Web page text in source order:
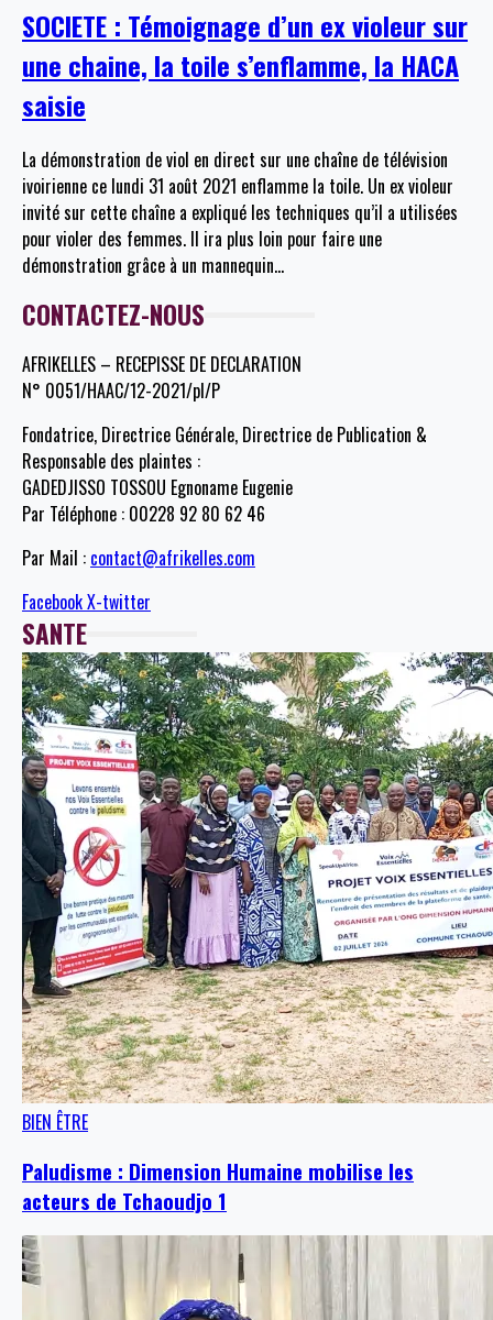
SOCIETE : Témoignage d’un ex violeur sur
une chaine, la toile s’enflamme, la HACA
saisie
La démonstration de viol en direct sur une chaîne de télévision
ivoirienne ce lundi 31 août 2021 enflamme la toile. Un ex violeur
invité sur cette chaîne a expliqué les techniques qu’il a utilisées
pour violer des femmes. Il ira plus loin pour faire une
démonstration grâce à un mannequin…
CONTACTEZ-NOUS
AFRIKELLES – RECEPISSE DE DECLARATION
N° 0051/HAAC/12-2021/pl/P
Fondatrice, Directrice Générale, Directrice de Publication &
Responsable des plaintes :
GADEDJISSO TOSSOU Egnoname Eugenie
Par Téléphone : 00228 92 80 62 46
Par Mail : contact@afrikelles.com
FacebookX-twitter
SANTE
BIEN ÊTRE
Paludisme : Dimension Humaine mobilise les
acteurs de Tchaoudjo 1